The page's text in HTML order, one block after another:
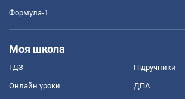
Формула-1
Моя школа
ГДЗ Підручники
Онлайн уроки ДПА